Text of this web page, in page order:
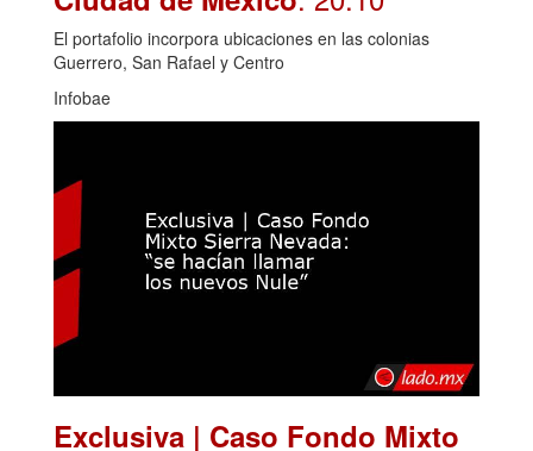
El portafolio incorpora ubicaciones en las colonias
Guerrero, San Rafael y Centro
Infobae
Exclusiva | Caso Fondo Mixto